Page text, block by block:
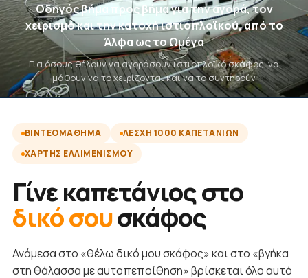
Οδηγός βήμα προς βήμα για την αγορά, τον
χειρισμό και την κατοχή ιστιοπλοϊκού, από το
Άλφα ως το Ωμέγα
Για όσους θέλουν να αγοράσουν ιστιοπλοϊκό σκάφος, να
μάθουν να το χειρίζονται και να το συντηρούν
ΒΙΝΤΕΟΜΆΘΗΜΑ
ΛΈΣΧΗ 1000 ΚΑΠΕΤΆΝΙΩΝ
ΧΆΡΤΗΣ ΕΛΛΙΜΕΝΙΣΜΟΎ
Γίνε καπετάνιος στο
δικό σουσκάφος
Ανάμεσα στο «θέλω δικό μου σκάφος» και στο «βγήκα
στη θάλασσα με αυτοπεποίθηση» βρίσκεται όλο αυτό